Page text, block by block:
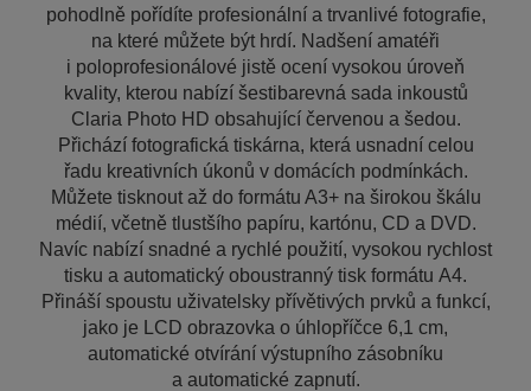
pohodlně pořídíte profesionální a trvanlivé fotografie,
na které můžete být hrdí. Nadšení amatéři
i poloprofesionálové jistě ocení vysokou úroveň
kvality, kterou nabízí šestibarevná sada inkoustů
Claria Photo HD obsahující červenou a šedou.
Přichází fotografická tiskárna, která usnadní celou
řadu kreativních úkonů v domácích podmínkách.
Můžete tisknout až do formátu A3+ na širokou škálu
médií, včetně tlustšího papíru, kartónu, CD a DVD.
Navíc nabízí snadné a rychlé použití, vysokou rychlost
tisku a automatický oboustranný tisk formátu A4.
Přináší spoustu uživatelsky přívětivých prvků a funkcí,
jako je LCD obrazovka o úhlopříčce 6,1 cm,
automatické otvírání výstupního zásobníku
a automatické zapnutí.